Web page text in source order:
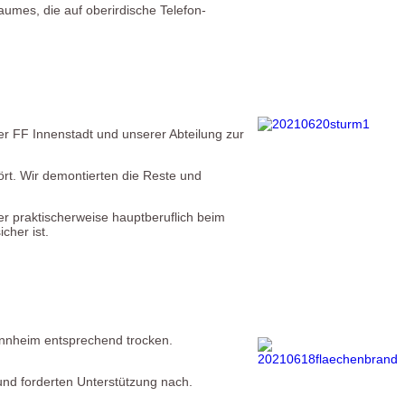
die auf oberirdische Telefon-
FF Innenstadt und unserer Abteilung zur
Wir demontierten die Reste und
praktischerweise hauptberuflich beim
ist.
entsprechend trocken.
forderten Unterstützung nach.